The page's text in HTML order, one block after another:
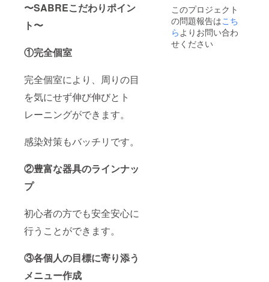
〜SABREこだわりポイン
ト〜
①完全個室
完全個室により、周りの目
を気にせず伸び伸びとト
レーニングができます。
感染対策もバッチリです。
②豊富な器具のラインナッ
プ
初心者の方でも安全安心に
行うことができます。
③各個人の目標に寄り添う
メニュー作成
このプロジェクト
の問題報告はこち
らよりお問い合わ
せください